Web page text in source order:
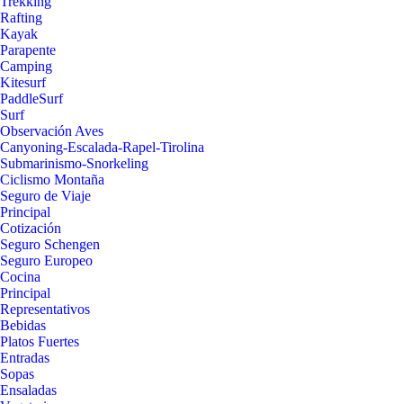
Rafting
Kayak
Parapente
Camping
Kitesurf
PaddleSurf
Surf
Observación Aves
Canyoning-Escalada-Rapel-Tirolina
Submarinismo-Snorkeling
Ciclismo Montaña
Seguro de Viaje
Principal
Cotización
Seguro Schengen
Seguro Europeo
Cocina
Principal
Representativos
Bebidas
Platos Fuertes
Entradas
Sopas
Ensaladas